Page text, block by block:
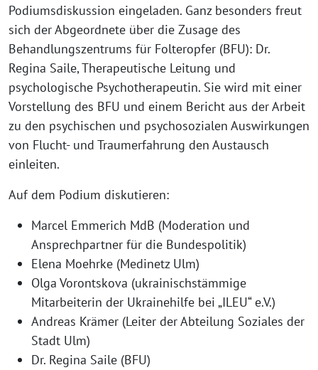
Podiumsdiskussion eingeladen. Ganz besonders freut
sich der Abgeordnete über die Zusage des
Behandlungszentrums für Folteropfer (BFU): Dr.
Regina Saile, Therapeutische Leitung und
psychologische Psychotherapeutin. Sie wird mit einer
Vorstellung des BFU und einem Bericht aus der Arbeit
zu den psychischen und psychosozialen Auswirkungen
von Flucht- und Traumerfahrung den Austausch
einleiten.
Auf dem Podium diskutieren:
Marcel Emmerich MdB (Moderation und
Ansprechpartner für die Bundespolitik)
Elena Moehrke (Medinetz Ulm)
Olga Vorontskova (ukrainischstämmige
Mitarbeiterin der Ukrainehilfe bei „ILEU“ e.V.)
Andreas Krämer (Leiter der Abteilung Soziales der
Stadt Ulm)
Dr. Regina Saile (BFU)